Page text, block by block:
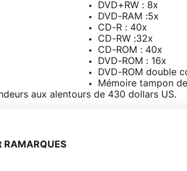
DVD+RW : 8x
DVD-RAM :5x
CD-R : 40x
CD-RW :32x
CD-ROM : 40x
DVD-ROM : 16x
DVD-ROM double
Mémoire tampon
aux alentours de 430 dollars US.